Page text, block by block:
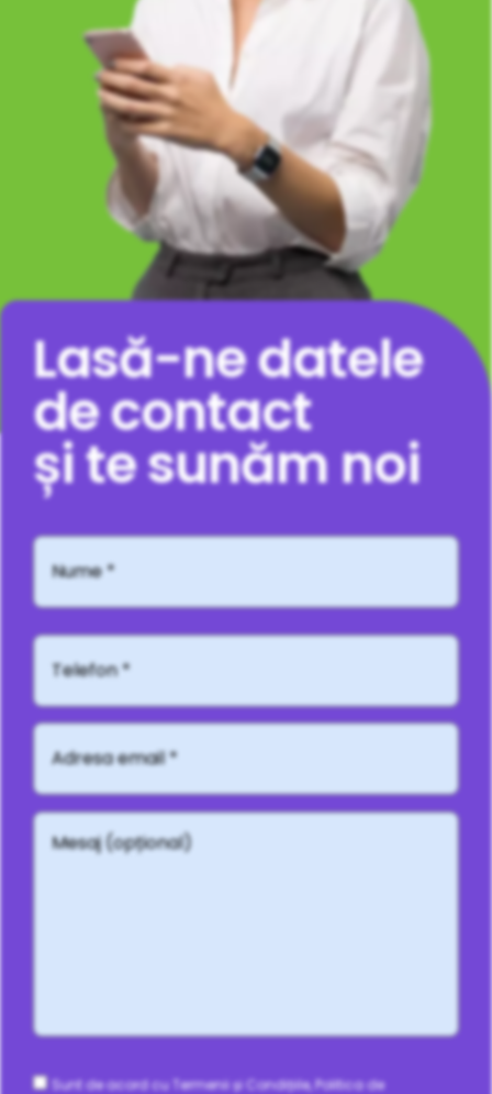
Lasă-ne datele
de contact
și te sunăm noi
Mesaj
(opțional)
Nume
Telefon*
Adresă
email
Consent
Sunt de acord cu Termenii și Condițiile, Politica de